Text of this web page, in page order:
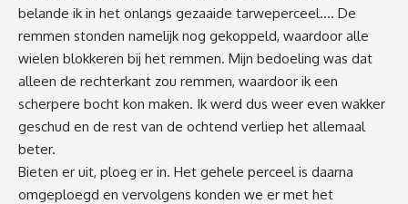
belande ik in het onlangs gezaaide tarweperceel…. De
remmen stonden namelijk nog gekoppeld, waardoor alle
wielen blokkeren bij het remmen. Mijn bedoeling was dat
alleen de rechterkant zou remmen, waardoor ik een
scherpere bocht kon maken. Ik werd dus weer even wakker
geschud en de rest van de ochtend verliep het allemaal
beter.
Bieten er uit, ploeg er in. Het gehele perceel is daarna
omgeploegd en vervolgens konden we er met het